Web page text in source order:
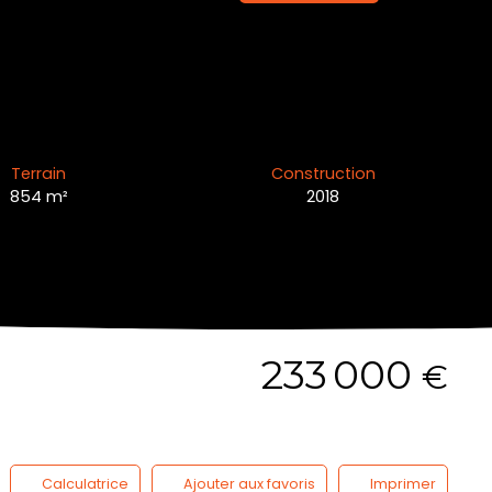
Terrain
854 m²
Construction
2018
233 000 €
Calculatrice Ajouter aux favoris Imprimer